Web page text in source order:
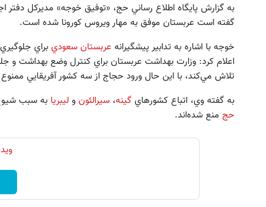
به گزارش پايگاه اطلاع رساني حج، «توفيق خوجه» مديركل دفتر
گفته است عربستان موفق به مهار ويروس كورونا شده است.
خوجه با اشاره به تدابير پيشگيرانه عربستان سعودي براي
اعلام كرد: وزارت بهداشت عربستان براي كنترل وضع بهداشت و
تلاش مي‌كند، با اين حال ورود حجاج از سه كشور آفريقايي
به گفته وي، اتباع كشورهاي گينه، سيرالئون و ليبريا به سبب
حج منع شده‌اند.
کوییک گذاشتی برای فروش ؟ اینجا
رزرورایگان نوبت